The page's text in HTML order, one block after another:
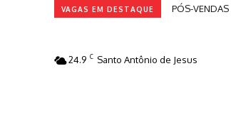
VAGAS EM DESTAQUE PÓS-
24.9 C Santo Antônio de Jesus